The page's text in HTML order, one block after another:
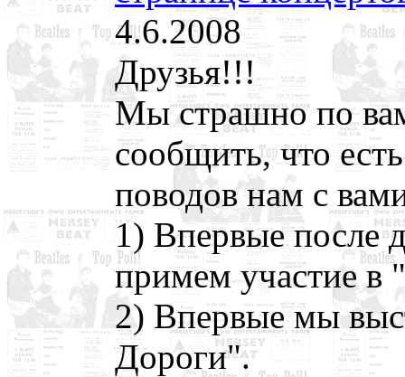
4.6.2008
Друзья!!!
Мы страшно по
сообщить, что
поводов нам с
1) Впервые после
примем участие в
2) Впервые мы
Дороги".